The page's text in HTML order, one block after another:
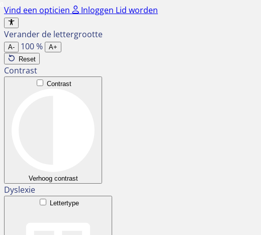
Ga
naar
de
inhoud
Vind een opticien Inloggen Lid worden
Verander de lettergrootte
A- 100%
A+
Reset
Contrast
Contrast
Verhoog contrast
Dyslexie
Lettertype